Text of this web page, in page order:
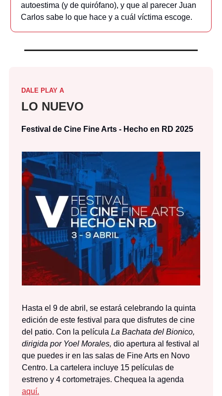
autoestima (y de quirófano), y que al parecer Juan
Carlos sabe lo que hace y a cuál víctima escoge.
DALE PLAY A
LO NUEVO
Festival de Cine Fine Arts - Hecho en RD 2025
Hasta el 9 de abril, se estará celebrando la quinta
edición de este festival para que disfrutes de cine
del patio. Con la película La Bachata del Bionico,
dirigida por Yoel Morales, dio apertura al festival al
que puedes ir en las salas de Fine Arts en Novo
Centro. La cartelera incluye 15 películas de
estreno y 4 cortometrajes. Chequea la agenda
aquí.